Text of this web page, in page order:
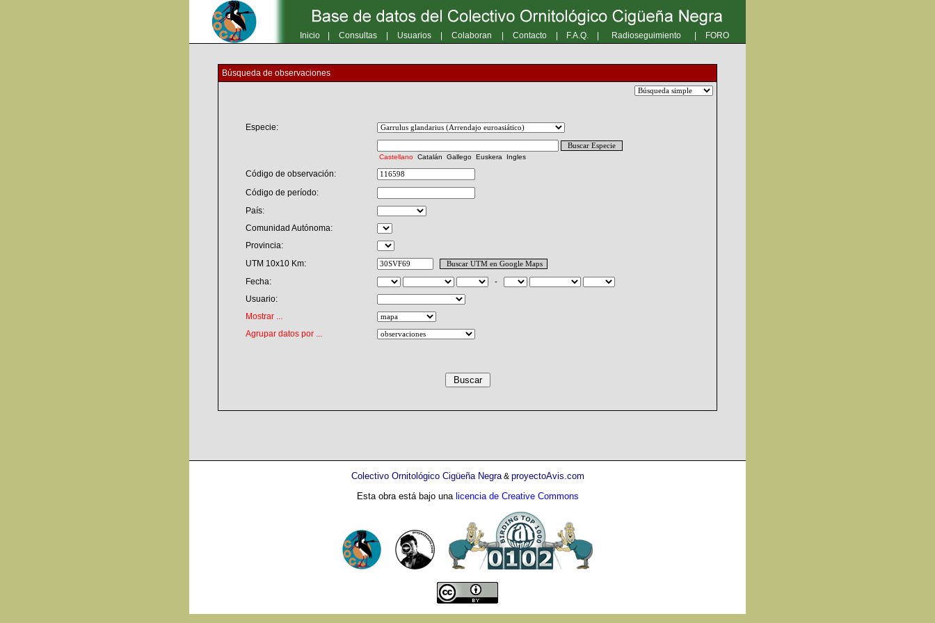
Inicio Consultas Usuarios Colaboran Contacto F.A.Q. Radioseguimiento FORO
Búsqueda de observaciones
Especie:
Castellano Catalán Gallego Euskera Ingles
Código de observación:
Código de período:
País:
Comunidad Autónoma:
Provincia:
UTM 10x10 Km:
Fecha:
-
Usuario:
Mostrar ...
Agrupar datos por ...
Colectivo Ornitológico Cigüeña Negra& proyectoAvis.com
Esta obra está bajo una licencia de Creative Commons